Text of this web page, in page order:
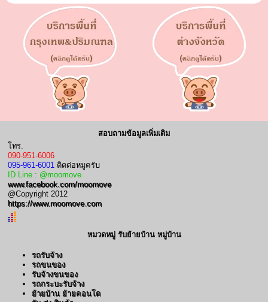
สอบถามข้อมูลเพิ่มเติม
โทร.
090-951-6006
095-961-6001 ติดต่อหมูครับ
ID Line : @moomove
www.facebook.com/moomove
@Copyright 2012
https://www.moomove.com
หมวดหมู่ รับย้ายบ้าน หมู่บ้าน
รถรับจ้าง
รถขนของ
รับจ้างขนของ
รถกระบะรับจ้าง
ย้ายบ้าน ย้ายคอนโด